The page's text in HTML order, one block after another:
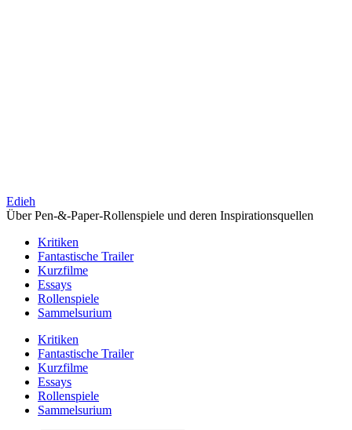
Edieh
Über Pen-&-Paper-Rollenspiele und deren Inspirationsquellen
Kritiken
Fantastische Trailer
Kurzfilme
Essays
Rollenspiele
Sammelsurium
Kritiken
Fantastische Trailer
Kurzfilme
Essays
Rollenspiele
Sammelsurium